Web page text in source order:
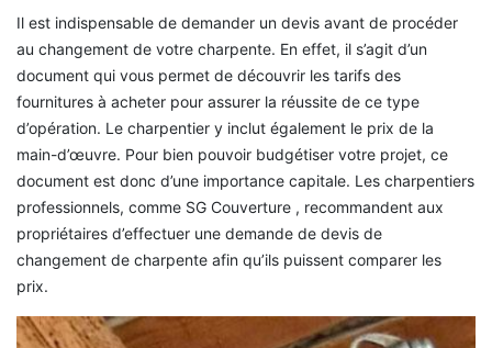
Il est indispensable de demander un devis avant de procéder
au changement de votre charpente. En effet, il s’agit d’un
document qui vous permet de découvrir les tarifs des
fournitures à acheter pour assurer la réussite de ce type
d’opération. Le charpentier y inclut également le prix de la
main-d’œuvre. Pour bien pouvoir budgétiser votre projet, ce
document est donc d’une importance capitale. Les charpentiers
professionnels, comme SG Couverture , recommandent aux
propriétaires d’effectuer une demande de devis de
changement de charpente afin qu’ils puissent comparer les
prix.